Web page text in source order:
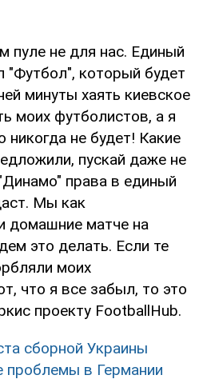
пуле не для нас. Единый
"Футбол", который будет
минуты хаять киевское
моих футболистов, а я
никогда не будет! Какие
пускай даже не
права в единый
Мы как
домашние матче на
это делать. Если те
моих
что я все забыл, то это
проекту FootballHub.
сборной Украины
проблемы в Германии